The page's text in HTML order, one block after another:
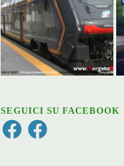
SEGUICI SU FACEBOOK
FacebookFacebook